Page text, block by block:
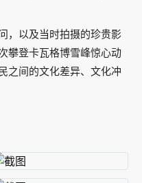
，以及当时拍摄的珍贵影
攀登卡瓦格博雪峰惊心动
之间的文化差异、文化冲